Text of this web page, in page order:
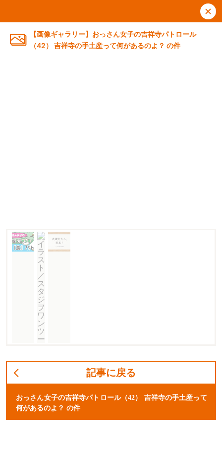
【画像ギャラリー】おっさん女子の吉祥寺パトロール
（42） 吉祥寺の手土産って何があるのよ？ の件
記事に戻る
おっさん女子の吉祥寺パトロール（42） 吉祥寺の手土産って
何があるのよ？ の件